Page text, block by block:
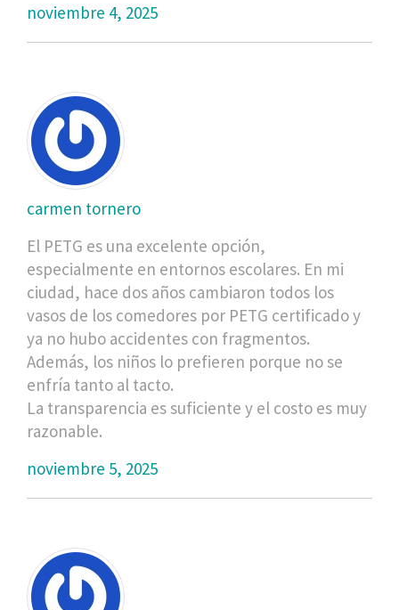
noviembre 4, 2025
carmen tornero
El PETG es una excelente opción,
especialmente en entornos escolares. En mi
ciudad, hace dos años cambiaron todos los
vasos de los comedores por PETG certificado y
ya no hubo accidentes con fragmentos.
Además, los niños lo prefieren porque no se
enfría tanto al tacto.
La transparencia es suficiente y el costo es muy
razonable.
noviembre 5, 2025